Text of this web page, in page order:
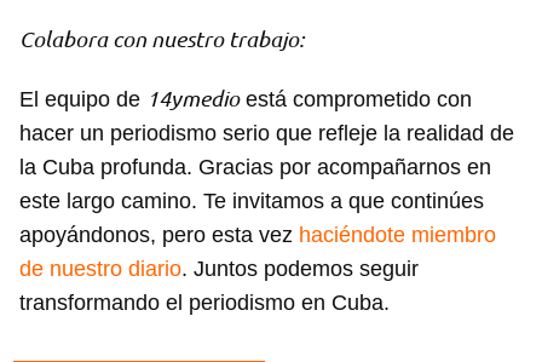
Colabora con nuestro trabajo:
El equipo de 14ymedioestá comprometido con
hacer un periodismo serio que refleje la realidad de
la Cuba profunda. Gracias por acompañarnos en
este largo camino. Te invitamos a que continúes
apoyándonos, pero esta vez haciéndote miembro
de nuestro diario. Juntos podemos seguir
transformando el periodismo en Cuba.